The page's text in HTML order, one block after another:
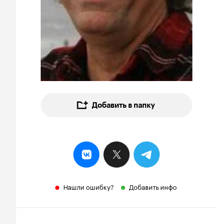
Добавить в папку
Нашли ошибку? Добавить инфо